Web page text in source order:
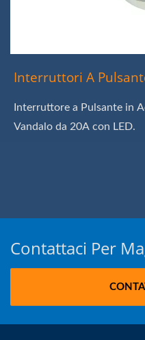
Interruttori A
Interruttore a Pulsante in
Vandalo da 20A con LED.
Contattaci Per